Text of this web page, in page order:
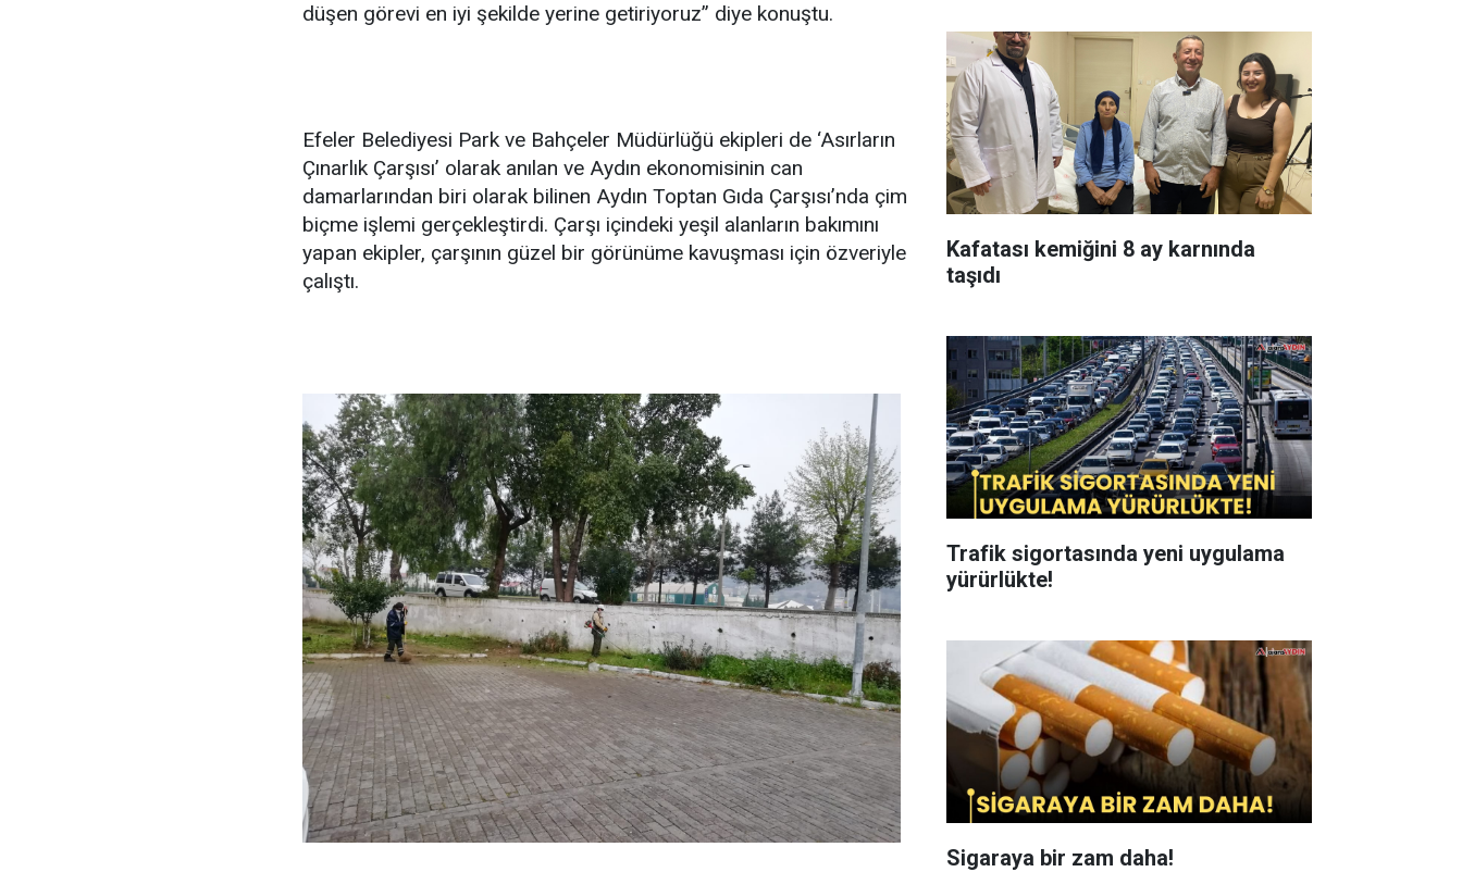
düşen görevi en iyi şekilde yerine getiriyoruz” diye konuştu.
Efeler Belediyesi Park ve Bahçeler Müdürlüğü ekipleri de ‘Asırların
Çınarlık Çarşısı’ olarak anılan ve Aydın ekonomisinin can
damarlarından biri olarak bilinen Aydın Toptan Gıda Çarşısı’nda çim
biçme işlemi gerçekleştirdi. Çarşı içindeki yeşil alanların bakımını
yapan ekipler, çarşının güzel bir görünüme kavuşması için özveriyle
çalıştı.
Kafatası kemiğini 8 ay karnında
taşıdı
Trafik sigortasında yeni uygulama
yürürlükte!
Sigaraya bir zam daha!